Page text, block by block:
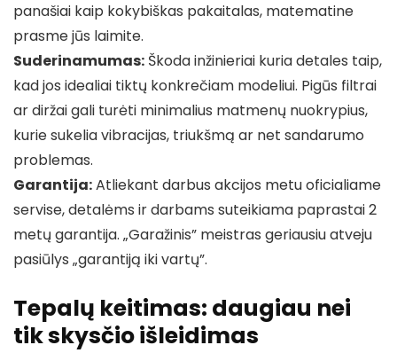
panašiai kaip kokybiškas pakaitalas, matematine
prasme jūs laimite.
Suderinamumas: Škoda inžinieriai kuria detales taip,
kad jos idealiai tiktų konkrečiam modeliui. Pigūs filtrai
ar diržai gali turėti minimalius matmenų nuokrypius,
kurie sukelia vibracijas, triukšmą ar net sandarumo
problemas.
Garantija:Atliekant darbus akcijos metu oficialiame
servise, detalėms ir darbams suteikiama paprastai 2
metų garantija. „Garažinis” meistras geriausiu atveju
pasiūlys „garantiją iki vartų”.
Tepalų keitimas: daugiau nei
tik skysčio išleidimas